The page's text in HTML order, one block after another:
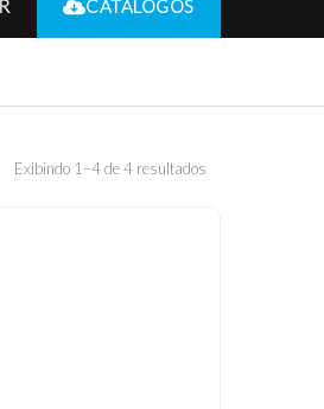
CATÁLOGOS
Exibindo 1–4 de 4 resultados